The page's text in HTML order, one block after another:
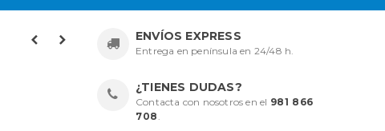
ENVÍOS EXPRESS
Entrega en península en 24/48 h.
¿TIENES DUDAS?
Contacta con nosotros en el 981 866
708 .